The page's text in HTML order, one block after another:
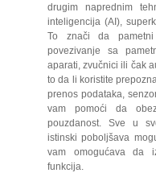
drugim naprednim
inteligencija (AI),
To znači da
povezivanje sa
aparati, zvučnici ili čak
to da li koristite
prenos podataka,
vam pomoći da
pouzdanost. Sve u
istinski poboljšava
vam omogućava da
funkcija.